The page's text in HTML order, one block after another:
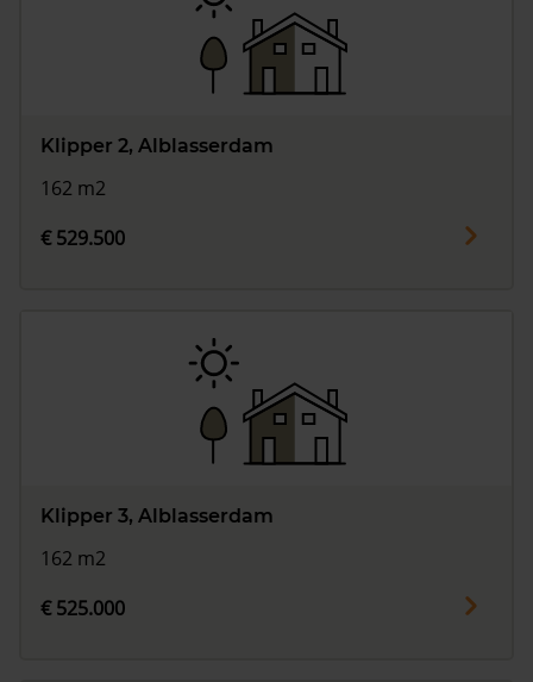
Klipper 2, Alblasserdam
162 m2
€ 529.500
Klipper 3, Alblasserdam
162 m2
€ 525.000